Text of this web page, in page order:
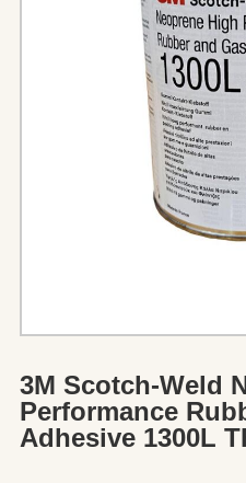
3M Scotch-Weld
Performance
Adhesive 1300L